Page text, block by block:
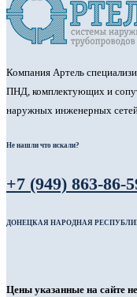
Компания Артель
ПНД, комплектующих и
наружных инженерных
Не нашли что искали?
+7 (949) 863-86-
ДОНЕЦКАЯ НАРОДНАЯ
Цены указанные на сайте